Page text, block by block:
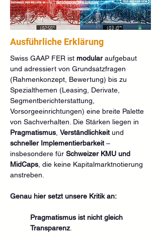
Ausführliche Erklärung
Swiss GAAP FER ist modular aufgebaut
und adressiert von Grundsatzfragen
(Rahmenkonzept, Bewertung) bis zu
Spezialthemen (Leasing, Derivate,
Segmentberichterstattung,
Vorsorgeeinrichtungen) eine breite Palette
von Sachverhalten. Die Stärken liegen in
Pragmatismus Verständlichkeit und
schneller Implementierbarkeit –
insbesondere für Schweizer KMU und
MidCaps , die keine Kapitalmarktnotierung
anstreben.
Genau hier setzt unsere Kritik an:
Pragmatismus ist nicht gleich
Transparenz